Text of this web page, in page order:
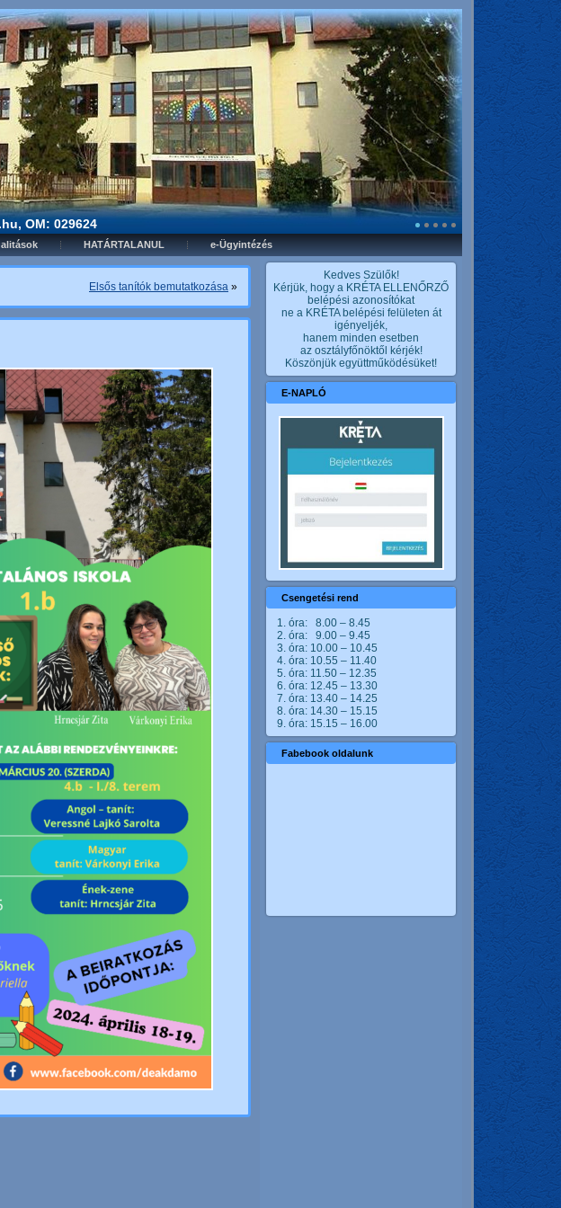
OM: 029624
HATÁRTALANUL e-Ügyintézés
Elsős tanítók bemutatkozása »
Kedves Szülők!
Kérjük, hogy a KRÉTA ELLENŐRZŐ
belépési azonosítókat
ne a KRÉTA belépési felületen át
igényeljék,
hanem minden esetben
az osztályfőnöktől kérjék!
Köszönjük együttműködésüket!
E-NAPLÓ
Csengetési rend
1. óra: 8.00 – 8.45
2. óra: 9.00 – 9.45
3. óra: 10.00 – 10.45
4. óra: 10.55 – 11.40
5. óra: 11.50 – 12.35
6. óra: 12.45 – 13.30
7. óra: 13.40 – 14.25
8. óra: 14.30 – 15.15
9. óra: 15.15 – 16.00
Fabebook oldalunk